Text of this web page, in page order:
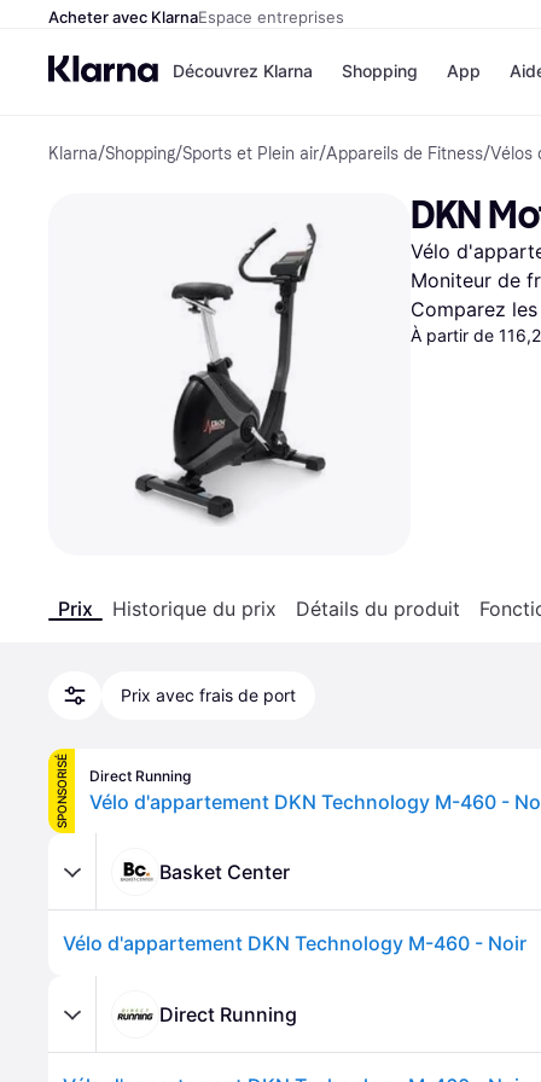
Acheter avec KlarnaEspace entreprises
Découvrez Klarna
Options de
paiement
Payer maintenant
Paiement en 3 fois
Paiement à 30 jours
Klarna sur Apple Pay
Shopping
Magasins
Airbnb
Temu
JD
App
Klarna/Shopping/Sports et Plein air/Appareils de Fitness/Vélos
DKN
Vélo
Moniteur de
Comparez
À partir de
Prix Historique du prix Détails du produit
Prix avec frais de port
SPONSORISÉ Direct Running
Vélo d'appartement DKN Technology M-460 -
Basket Center
Vélo d'appartement DKN Technology M-460 - Noir
Direct Running